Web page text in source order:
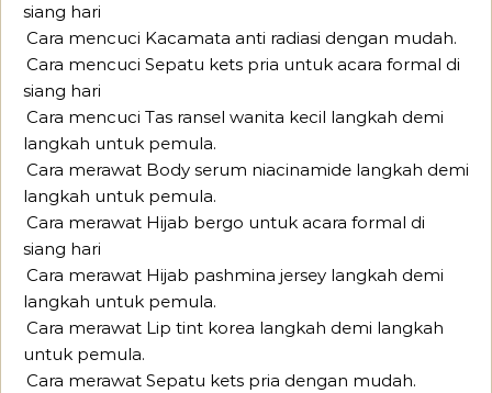
siang hari
Cara mencuci Kacamata anti radiasi dengan mudah.
Cara mencuci Sepatu kets pria untuk acara formal di
siang hari
Cara mencuci Tas ransel wanita kecil langkah demi
langkah untuk pemula.
Cara merawat Body serum niacinamide langkah demi
langkah untuk pemula.
Cara merawat Hijab bergo untuk acara formal di
siang hari
Cara merawat Hijab pashmina jersey langkah demi
langkah untuk pemula.
Cara merawat Lip tint korea langkah demi langkah
untuk pemula.
Cara merawat Sepatu kets pria dengan mudah.